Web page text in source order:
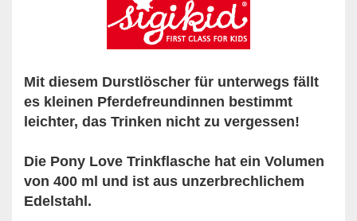
Mit diesem Durstlöscher für unterwegs fällt
es kleinen Pferdefreundinnen bestimmt
leichter, das Trinken nicht zu vergessen!
Die Pony Love Trinkflasche hat ein Volumen
von 400 ml und ist aus unzerbrechlichem
Edelstahl.